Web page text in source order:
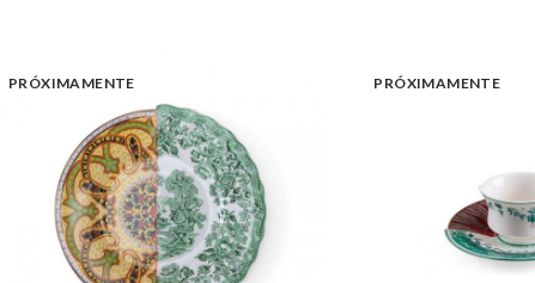
PRÓXIMAMENTE PRÓXIMAMENTE